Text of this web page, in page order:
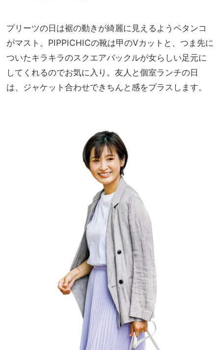
プリーツの日は裾の動きが綺麗に見えるようペタンコ
がマスト。PIPPICHICの靴は甲のVカットと、つま先に
ついたキラキラのスクエアバックルが女らしい足元に
してくれるのでお気に入り。友人と個室ランチの日
は、ジャケット合わせできちんと感をプラスします。